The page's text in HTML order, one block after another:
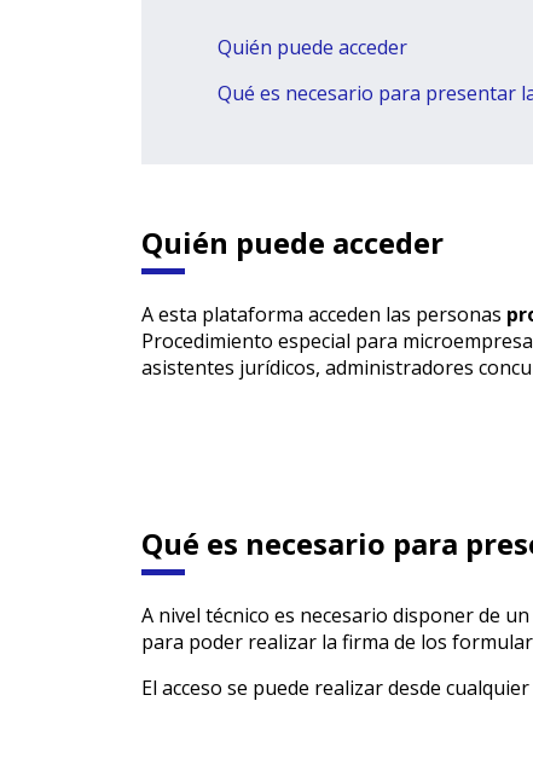
Quién puede acceder
Qué es necesario para presentar
Quién puede acceder
A esta plataforma acceden las personas
Procedimiento especial para
asistentes jurídicos, administradores
Qué es necesario para
A nivel técnico es necesario disponer de
para poder realizar la firma de los
El acceso se puede realizar desde